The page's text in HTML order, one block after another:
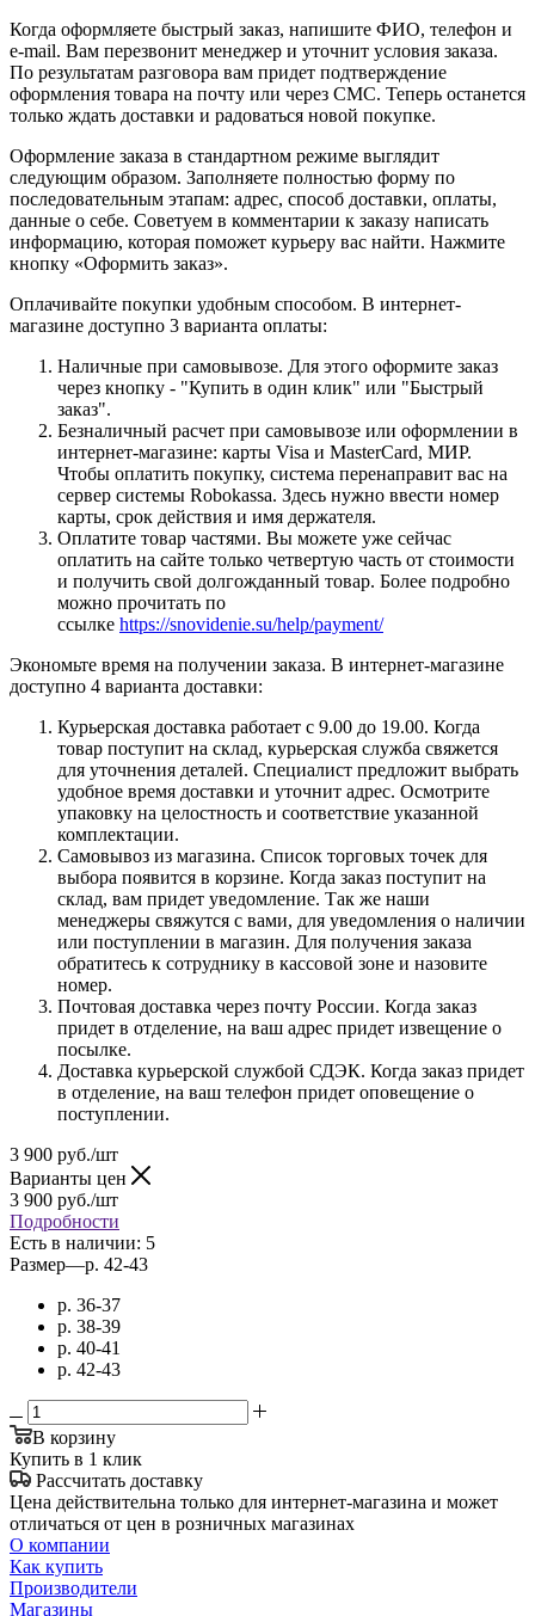
Когда оформляете быстрый заказ, напишите ФИО, телефон и
e-mail. Вам перезвонит менеджер и уточнит условия заказа.
По результатам разговора вам придет подтверждение
оформления товара на почту или через СМС. Теперь останется
только ждать доставки и радоваться новой покупке.
Оформление заказа в стандартном режиме выглядит
следующим образом. Заполняете полностью форму по
последовательным этапам: адрес, способ доставки, оплаты,
данные о себе. Советуем в комментарии к заказу написать
информацию, которая поможет курьеру вас найти. Нажмите
кнопку «Оформить заказ».
Оплачивайте покупки удобным способом. В интернет-
магазине доступно 3 варианта оплаты:
Наличные при самовывозе. Для этого оформите заказ
через кнопку - "Купить в один клик" или "Быстрый
заказ".
Безналичный расчет при самовывозе или оформлении в
интернет-магазине: карты Visa и MasterCard, МИР.
Чтобы оплатить покупку, система перенаправит вас на
сервер системы Robokassa. Здесь нужно ввести номер
карты, срок действия и имя держателя.
Оплатите товар частями. Вы можете уже сейчас
оплатить на сайте только четвертую часть от стоимости
и получить свой долгожданный товар. Более подробно
можно прочитать по
ссылке https://snovidenie.su/help/payment/
Экономьте время на получении заказа. В интернет-магазине
доступно 4 варианта доставки:
Курьерская доставка работает с 9.00 до 19.00. Когда
товар поступит на склад, курьерская служба свяжется
для уточнения деталей. Специалист предложит выбрать
удобное время доставки и уточнит адрес. Осмотрите
упаковку на целостность и соответствие указанной
комплектации.
Самовывоз из магазина. Список торговых точек для
выбора появится в корзине. Когда заказ поступит на
склад, вам придет уведомление. Так же наши
менеджеры свяжутся с вами, для уведомления о наличии
или поступлении в магазин. Для получения заказа
обратитесь к сотруднику в кассовой зоне и назовите
номер.
Почтовая доставка через почту России. Когда заказ
придет в отделение, на ваш адрес придет извещение о
посылке.
Доставка курьерской службой СДЭК. Когда заказ придет
в отделение, на ваш телефон придет оповещение о
поступлении.
3 900 руб./шт
Варианты цен
3 900 руб./шт
Подробности
Есть в наличии: 5
Размер—р. 42-43
р. 36-37
р. 38-39
р. 40-41
р. 42-43
В корзину
Купить в 1 клик
Рассчитать доставку
Цена действительна только для интернет-магазина и может
отличаться от цен в розничных магазинах
О компании
Как купить
Производители
Магазины